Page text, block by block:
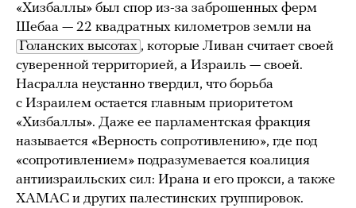
«Хизбаллы» был спор из-за заброшенных ферм
Шебаа — 22 квадратных километров земли на
Голанских высотах , которые Ливан считает своей
суверенной территорией, а Израиль — своей.
Насралла неустанно твердил, что борьба
с Израилем остается главным приоритетом
«Хизбаллы». Даже ее парламентская фракция
называется «Верность сопротивлению», где под
«сопротивлением» подразумевается коалиция
антиизраильских сил: Ирана и его прокси, а также
ХАМАС и других палестинских группировок.